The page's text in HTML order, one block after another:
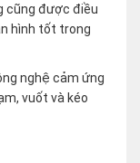
cũng được điều
hình tốt trong
nghệ cảm ứng
vuốt và kéo